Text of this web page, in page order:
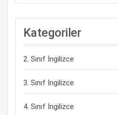
Kategoriler
2. Sınıf İngilizce
3. Sınıf İngilizce
4. Sınıf İngilizce